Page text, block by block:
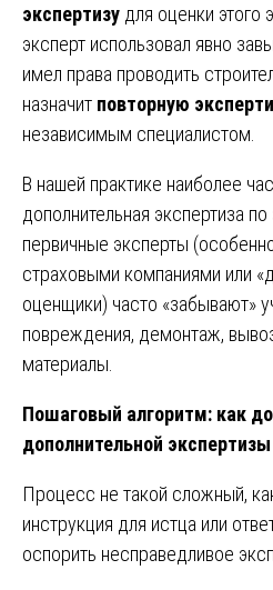
экспертизу для оценки этого
эксперт использовал явно
имел права проводить
назначит повторную
независимым специалистом.
В нашей практике наиболее
дополнительная экспертиза
первичные эксперты
страховыми компаниями или
оценщики) часто «забывают»
повреждения, демонтаж,
материалы.
Пошаговый алгоритм: как
дополнительной экспертизы
Процесс не такой сложный,
инструкция для истца или
оспорить несправедливое